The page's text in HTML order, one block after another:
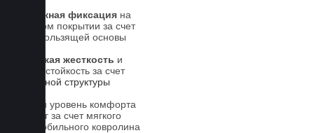
Надежная фиксация на
штатном покрытии за счет
антискользящей основы
Высокая жесткость и
износостойкость за счет
5-слойной структуры
Новый уровень комфорта
для ног за счет мягкого
автомобильного ковролина